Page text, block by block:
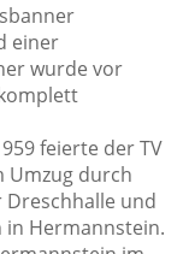
einer
wurde vor
feierte der TV
Umzug durch
Dreschhalle und
Hermannstein.